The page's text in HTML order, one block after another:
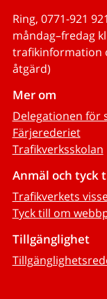
Ring, 0771-921 921
måndag–fredag
trafikinformation
åtgärd)
Mer om
Delegationen för
Färjerederiet
Trafikverksskolan
Anmäl och tyck
Trafikverkets
Tyck till om
Tillgänglighet